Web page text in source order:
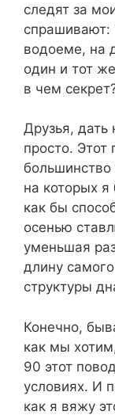
следят за
спрашивают:
водоеме, на
один и тот
в чем
Друзья, дать
просто. Этот
большинство
на которых
как бы
осенью
уменьшая
длину
структуры
Конечно,
как мы
90 этот
условиях. И
как я вяжу